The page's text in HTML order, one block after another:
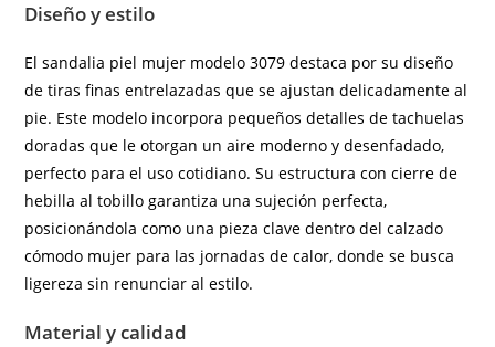
Diseño y estilo
El sandalia piel mujer modelo 3079 destaca por su diseño
de tiras finas entrelazadas que se ajustan delicadamente al
pie. Este modelo incorpora pequeños detalles de tachuelas
doradas que le otorgan un aire moderno y desenfadado,
perfecto para el uso cotidiano. Su estructura con cierre de
hebilla al tobillo garantiza una sujeción perfecta,
posicionándola como una pieza clave dentro del calzado
cómodo mujer para las jornadas de calor, donde se busca
ligereza sin renunciar al estilo.
Material y calidad